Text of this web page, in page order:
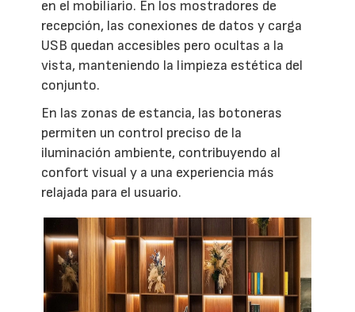
en el mobiliario. En los mostradores de
recepción, las conexiones de datos y carga
USB quedan accesibles pero ocultas a la
vista, manteniendo la limpieza estética del
conjunto.
En las zonas de estancia, las botoneras
permiten un control preciso de la
iluminación ambiente, contribuyendo al
confort visual y a una experiencia más
relajada para el usuario.